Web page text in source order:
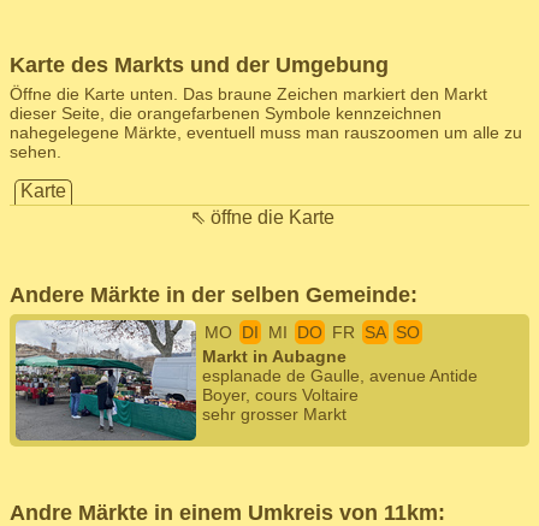
Karte des Markts und der Umgebung
Öffne die Karte unten. Das braune Zeichen markiert den Markt
dieser Seite, die orangefarbenen Symbole kennzeichnen
nahegelegene Märkte, eventuell muss man rauszoomen um alle zu
sehen.
Karte
⇖ öffne die Karte
Andere Märkte in der selben Gemeinde:
MO DI MI DO FR SA SO
Markt in Aubagne
esplanade de Gaulle, avenue Antide
Boyer, cours Voltaire
sehr grosser Markt
Andre Märkte in einem Umkreis von 11km: